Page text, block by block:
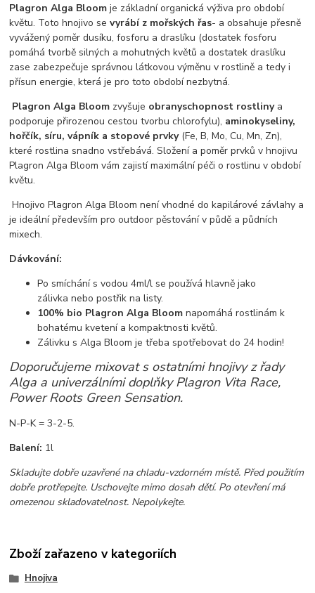
Plagron Alga Bloom je základní organická výživa pro období
květu. Toto hnojivo sevyrábí z mořských řas- a obsahuje přesně
vyvážený poměr dusíku, fosforu a draslíku (dostatek fosforu
pomáhá tvorbě silných a mohutných květů a dostatek draslíku
zase zabezpečuje správnou látkovou výměnu v rostlině a tedy i
přísun energie, která je pro toto období nezbytná.
Plagron Alga Bloom zvyšuje obranyschopnost rostlinya
podporuje přirozenou cestou tvorbu chlorofylu), aminokyseliny,
hořčík, síru, vápník a stopové prvky(Fe, B, Mo, Cu, Mn, Zn),
které rostlina snadno vstřebává. Složení a poměr prvků v hnojivu
Plagron Alga Bloom vám zajistí maximální péči o rostlinu v období
květu.
Hnojivo Plagron Alga Bloom není vhodné do kapilárové závlahy a
je ideální především pro outdoor pěstování v půdě a půdních
mixech.
Dávkování:
Po smíchání s vodou 4ml/l se používá hlavně jako
zálivka nebo postřik na listy.
100% bio Plagron Alga Bloom napomáhá rostlinám k
bohatému kvetení a kompaktnosti květů.
Zálivku s Alga Bloom je třeba spotřebovat do 24 hodin!
Doporučujeme mixovat s ostatními hnojivy z řady
Alga a univerzálními doplňky Plagron Vita Race,
Power Roots Green Sensation.
N-P-K = 3-2-5.
Balení: 1l
Skladujte dobře uzavřené na chladu-vzdorném místě. Před použitím
dobře protřepejte. Uschovejte mimo dosah dětí. Po otevření má
omezenou skladovatelnost. Nepolykejte.
Zboží zařazeno v kategoriích
Hnojiva